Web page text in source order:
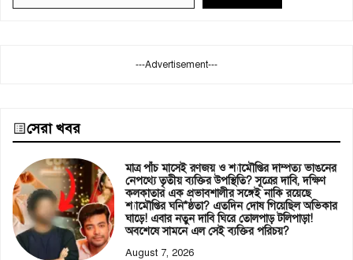
---Advertisement---
সেরা খবর
মাত্র পাঁচ মাসেই রণজয় ও শ্যামৌপ্তির দাম্পত্য ভাঙনের
নেপথ্যে তৃতীয় ব্যক্তির উপস্থিতি? সূত্রের দাবি, দক্ষিণ
কলকাতার এক প্রভাবশালীর সঙ্গেই নাকি রয়েছে
শ্যামৌপ্তির ঘনি*ষ্ঠতা? এতদিন দোষ গিয়েছিল অভিকার
ঘাড়ে! এবার নতুন দাবি ঘিরে তোলপাড় টলিপাড়া!
অবশেষে সামনে এল সেই ব্যক্তির পরিচয়?
August 7, 2026